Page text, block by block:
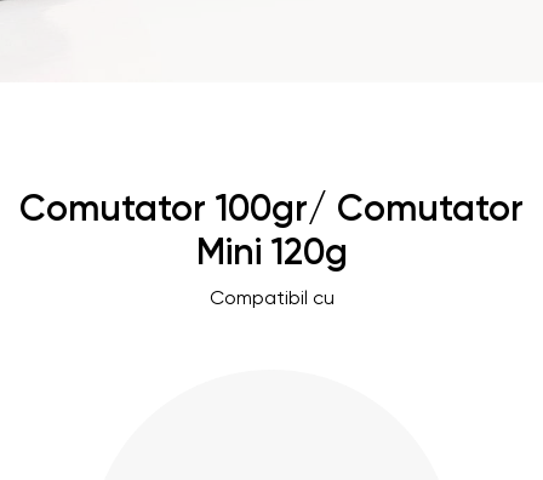
Comutator 100gr/ Comutator
Mini 120g
Compatibil cu